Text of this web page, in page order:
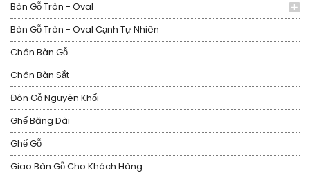
Bàn Gỗ Tròn - Oval
Bàn Gỗ Tròn - Oval Cạnh Tự Nhiên
Chân Bàn Gỗ
Chân Bàn Sắt
Đôn Gỗ Nguyên Khối
Ghế Băng Dài
Ghế Gỗ
Giao Bàn Gỗ Cho Khách Hàng